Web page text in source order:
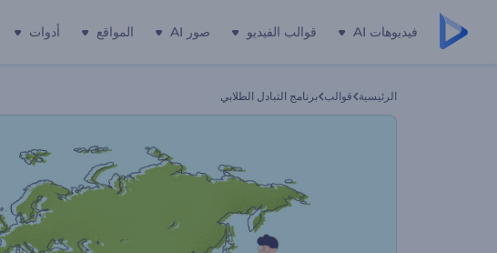
فيديوهات AI قوالب الفيديو صور AI المواقع أدوات
الرئيسية قوالب برنامج التبادل الطلابي